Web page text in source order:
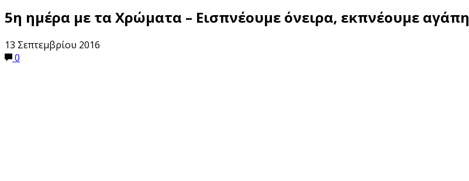
5η ημέρα με τα Χρώματα – Εισπνέουμε όνειρα, εκπνέουμε αγάπη
13 Σεπτεμβρίου 2016
0